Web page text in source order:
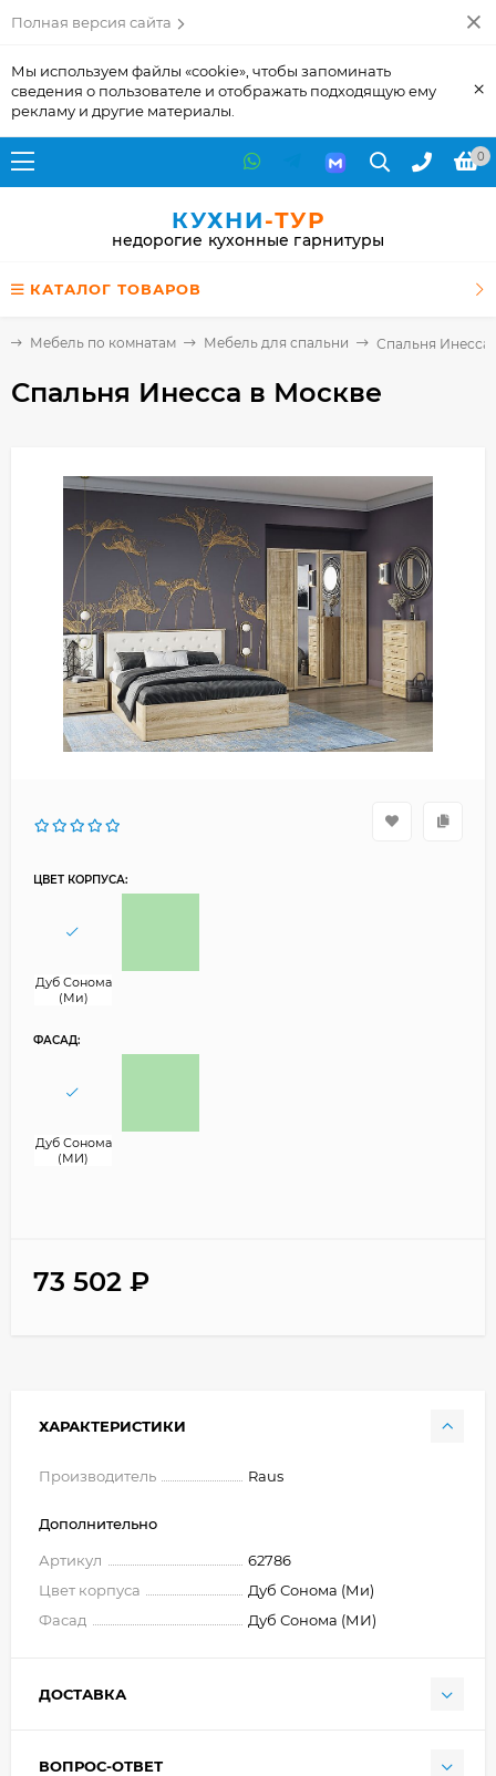
Полная версия сайта
Мы используем файлы «cookie», чтобы запоминать
сведения о пользователе и отображать подходящую ему
рекламу и другие материалы.
×
0
КУХНИ-ТУР
недорогие кухонные гарнитуры
КАТАЛОГ ТОВАРОВ
Мебель по комнатам Мебель для спальни Спальня Инесса
Спальня Инесса в Москве
ЦВЕТ КОРПУСА:
Дуб Сонома
(Ми)
ФАСАД:
Дуб Сонома
(МИ)
73 502 ₽
ХАРАКТЕРИСТИКИ
Производитель Raus
Дополнительно
Артикул
62786
Цвет корпуса
Дуб Сонома (Ми)
Фасад
Дуб Сонома (МИ)
ДОСТАВКА
ВОПРОС-ОТВЕТ